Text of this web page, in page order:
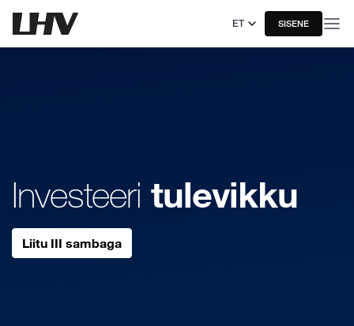
ET SISENE
Investeeri tulevikku
Liitu III sambaga